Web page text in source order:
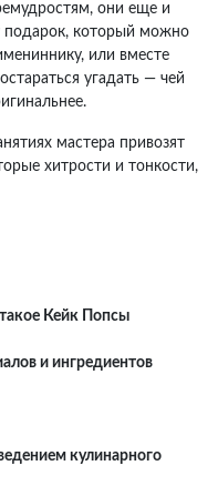
они еще и
подарок, который можно
или вместе
угадать — чей
мастера привозят
хитрости и тонкости,
Кейк Попсы
и ингредиентов
кулинарного